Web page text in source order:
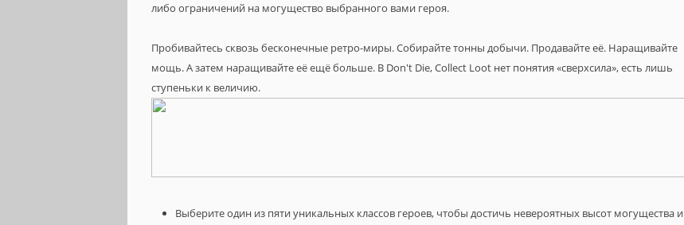
либо ограничений на могущество выбранного вами героя.
Пробивайтесь сквозь бесконечные ретро-миры. Собирайте тонны добычи. Продавайте её. Наращивайте
мощь. А затем наращивайте её ещё больше. В Don't Die, Collect Loot нет понятия «сверхсила», есть лишь
ступеньки к величию.
Выберите один из пяти уникальных классов героев, чтобы достичь невероятных высот могущества и